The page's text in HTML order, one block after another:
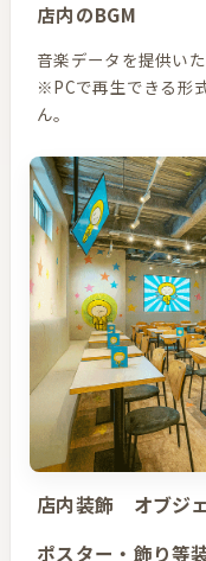
店内のBGM
音楽データを提供い
※PCで再生できる形
ん。
店内装飾 オブジ
ポスター・飾り等